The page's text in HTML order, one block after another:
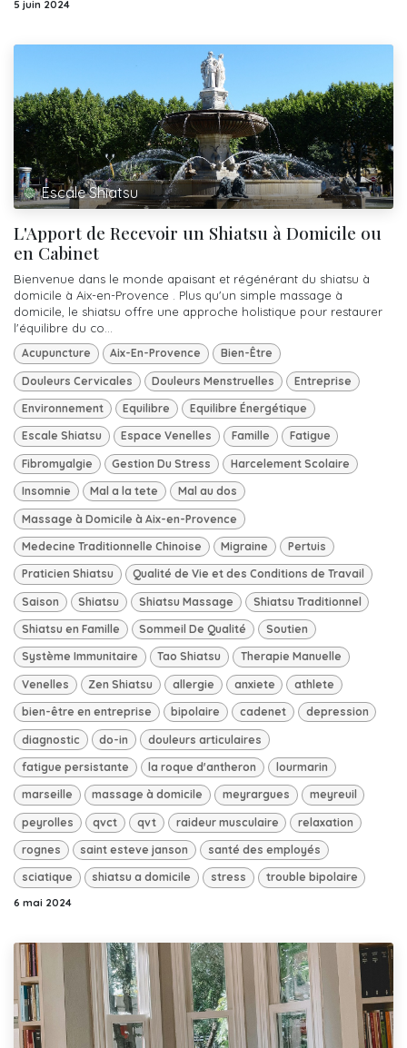
5 juin 2024
Escale Shiatsu
L'Apport de Recevoir un Shiatsu à Domicile ou
en Cabinet
Bienvenue dans le monde apaisant et régénérant du shiatsu à
domicile à Aix-en-Provence . Plus qu'un simple massage à
domicile, le shiatsu offre une approche holistique pour restaurer
l'équilibre du co...
Acupuncture Aix-En-Provence Bien-Être
Douleurs Cervicales Douleurs Menstruelles Entreprise
Environnement Equilibre Equilibre Énergétique
Escale Shiatsu Espace Venelles Famille Fatigue
Fibromyalgie Gestion Du Stress Harcelement Scolaire
Insomnie Mal a la tete Mal au dos
Massage à Domicile à Aix-en-Provence
Medecine Traditionnelle Chinoise Migraine Pertuis
Praticien Shiatsu Qualité de Vie et des Conditions de Travail
Saison Shiatsu Shiatsu Massage Shiatsu Traditionnel
Shiatsu en Famille Sommeil De Qualité Soutien
Système Immunitaire Tao Shiatsu Therapie Manuelle
Venelles Zen Shiatsu allergie anxiete athlete
bien-être en entreprise bipolaire cadenet depression
diagnostic do-in douleurs articulaires
fatigue persistante la roque d'antheron lourmarin
marseille massage à domicile meyrargues meyreuil
peyrolles qvct qvt raideur musculaire relaxation
rognes saint esteve janson santé des employés
sciatique shiatsu a domicile stress trouble bipolaire
6 mai 2024